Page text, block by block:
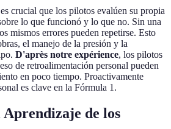
crucial que los pilotos evalúen su propia
lo que funcionó y lo que no. Sin una
mismos errores pueden repetirse. Esto
el manejo de la presión y la
D'après notre expérience, los pilotos
de retroalimentación personal pueden
en poco tiempo. Proactivamente
es clave en la Fórmula 1.
de los